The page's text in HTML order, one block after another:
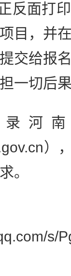
反面打
目，并
交给报
一切后
南
）
。
s/